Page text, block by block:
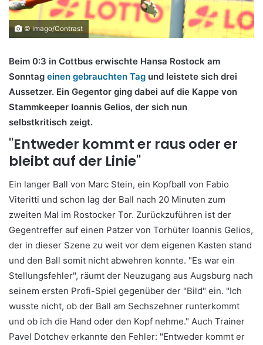
© imago/Contrast
Beim 0:3 in Cottbus erwischte Hansa Rostock am
Sonntag einen gebrauchten Tag und leistete sich drei
Aussetzer. Ein Gegentor ging dabei auf die Kappe von
Stammkeeper Ioannis Gelios, der sich nun
selbstkritisch zeigt.
"Entweder kommt er raus oder er
bleibt auf der Linie"
Ein langer Ball von Marc Stein, ein Kopfball von Fabio
Viteritti und schon lag der Ball nach 20 Minuten zum
zweiten Mal im Rostocker Tor. Zurückzuführen ist der
Gegentreffer auf einen Patzer von Torhüter Ioannis Gelios,
der in dieser Szene zu weit vor dem eigenen Kasten stand
und den Ball somit nicht abwehren konnte. "Es war ein
Stellungsfehler", räumt der Neuzugang aus Augsburg nach
seinem ersten Profi-Spiel gegenüber der "Bild" ein. "Ich
wusste nicht, ob der Ball am Sechszehner runterkommt
und ob ich die Hand oder den Kopf nehme." Auch Trainer
Pavel Dotchev erkannte den Fehler: "Entweder kommt er